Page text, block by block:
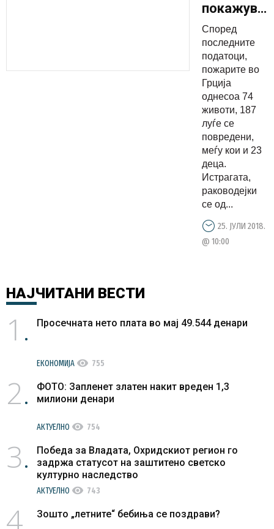
покажува
дека
пожарот
во Грција
е
подметнат
Според
последните
податоци,
пожарите во
Грција
однесоа 74
животи, 187
луѓе се
повредени,
меѓу кои и 23
деца.
Истрагата,
раководејки
се од...
25. ЈУЛИ 2018.
@ 10:00
НАЈЧИТАНИ ВЕСТИ
1 Просечната нето плата во мај 49.544 денари
ЕКОНОМИЈА visibility 755
2
ФОТО: Запленет златен накит вреден 1,3
милиони денари
АКТУЕЛНО visibility 754
3
Победа за Владата, Охридскиот регион го
задржа статусот на заштитено светско
културно наследство
АКТУЕЛНО visibility 743
4 Зошто „летните“ бебиња се поздрави?